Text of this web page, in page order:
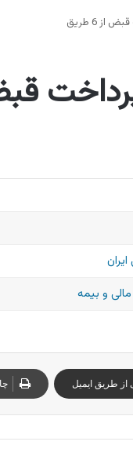
6 طریق
قبض از
و بیمه
از طریق ایمیل